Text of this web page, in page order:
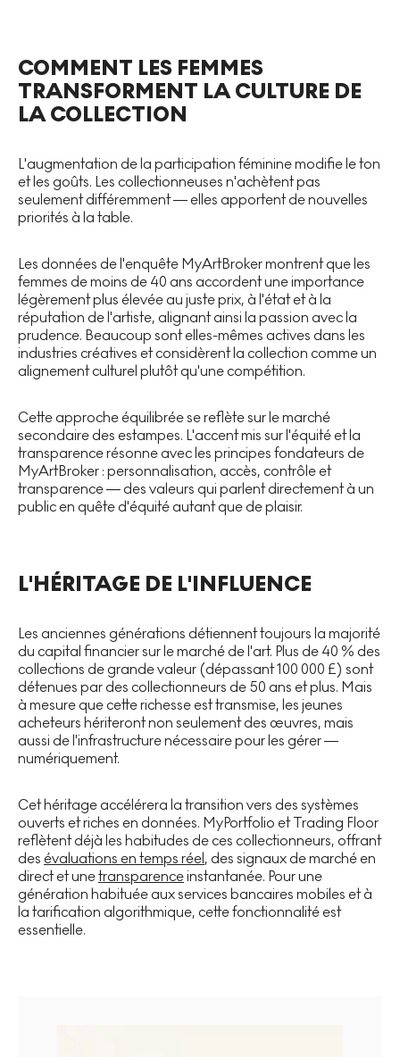
COMMENT LES FEMMES
TRANSFORMENT LA CULTURE DE
LA COLLECTION
L'augmentation de la participation féminine modifie le ton
et les goûts. Les collectionneuses n'achètent pas
seulement différemment — elles apportent de nouvelles
priorités à la table.
Les données de l'enquête MyArtBroker montrent que les
femmes de moins de 40 ans accordent une importance
légèrement plus élevée au juste prix, à l'état et à la
réputation de l'artiste, alignant ainsi la passion avec la
prudence. Beaucoup sont elles-mêmes actives dans les
industries créatives et considèrent la collection comme un
alignement culturel plutôt qu'une compétition.
Cette approche équilibrée se reflète sur le marché
secondaire des estampes. L'accent mis sur l'équité et la
transparence résonne avec les principes fondateurs de
MyArtBroker : personnalisation, accès, contrôle et
transparence — des valeurs qui parlent directement à un
public en quête d'équité autant que de plaisir.
L'HÉRITAGE DE L'INFLUENCE
Les anciennes générations détiennent toujours la majorité
du capital financier sur le marché de l'art. Plus de 40 % des
collections de grande valeur (dépassant 100 000 £) sont
détenues par des collectionneurs de 50 ans et plus. Mais
à mesure que cette richesse est transmise, les jeunes
acheteurs hériteront non seulement des œuvres, mais
aussi de l'infrastructure nécessaire pour les gérer —
numériquement.
Cet héritage accélérera la transition vers des systèmes
ouverts et riches en données. MyPortfolio et Trading Floor
reflètent déjà les habitudes de ces collectionneurs, offrant
des évaluations en temps réel, des signaux de marché en
direct et unetransparenceinstantanée. Pour une
génération habituée aux services bancaires mobiles et à
la tarification algorithmique, cette fonctionnalité est
essentielle.